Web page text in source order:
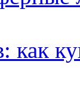
как